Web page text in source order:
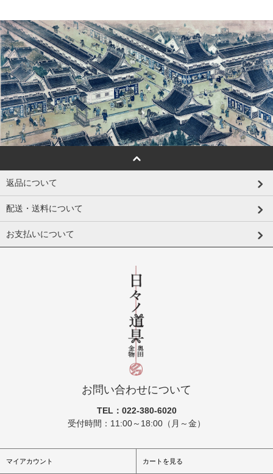
返品について
配送・送料について
お支払いについて
お問い合わせについて
TEL：022-380-6020
受付時間：11:00～18:00（月～金）
マイアカウント カートを見る